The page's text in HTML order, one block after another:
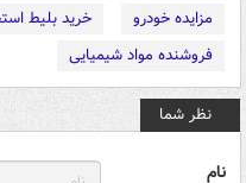
مزایده خودرو
خرید بلیط
فروشنده مواد شیمیایی
نظر شما
نام